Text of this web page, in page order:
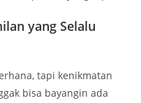
yang Selalu
tapi kenikmatan
bisa bayangin ada